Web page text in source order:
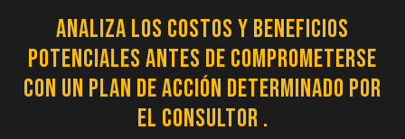
Analiza los costos y beneficios
potenciales antes de comprometerse
con un plan de acción determinado por
el Consultor .